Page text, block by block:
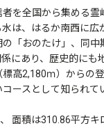
を全国から集める
は、はるか南西に
「おのたけ」、同
にあり、歴史的に
高2,180ｍ）からの
ースとして知られて
面積は310.86平方